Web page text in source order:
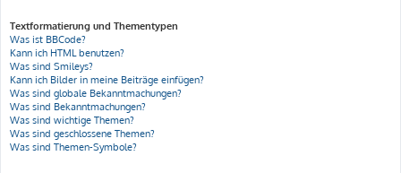
Textformatierung und Thementypen
Was ist BBCode?
Kann ich HTML benutzen?
Was sind Smileys?
Kann ich Bilder in meine Beiträge einfügen?
Was sind globale Bekanntmachungen?
Was sind Bekanntmachungen?
Was sind wichtige Themen?
Was sind geschlossene Themen?
Was sind Themen-Symbole?